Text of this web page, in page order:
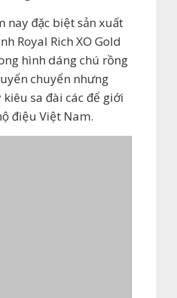
nay đặc biệt sản xuất
Royal Rich XO Gold
hình dáng chú rồng
chuyển nhưng
kiêu sa đài các để giới
điệu Việt Nam.